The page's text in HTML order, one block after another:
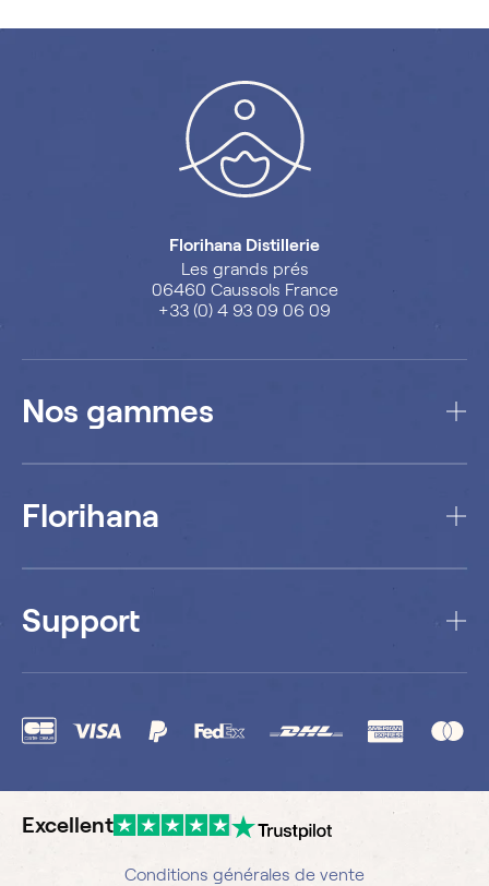
Florihana Distillerie
Les grands prés
06460 Caussols France
+33 (0) 4 93 09 06 09
Nos gammes
Florihana
Support
Excellent
Conditions générales de vente